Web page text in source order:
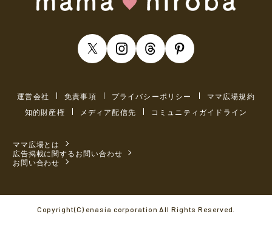
運営会社 免責事項 プライバシーポリシー
ママ広場規約
知的財産権
メディア配信先 コミュニティガイドライン
ママ広場とは
広告掲載に関するお問い合わせ
お問い合わせ
Copyright(C) enasia corporation All Rights Reserved.